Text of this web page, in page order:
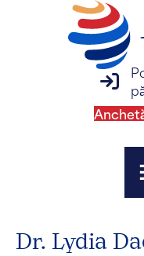
Dr. Lydia